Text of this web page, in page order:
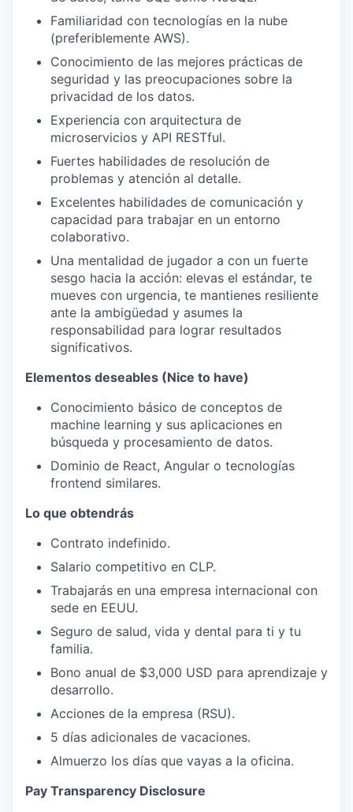
Familiaridad con tecnologías en la nube
(preferiblemente AWS).
Conocimiento de las mejores prácticas de
seguridad y las preocupaciones sobre la
privacidad de los datos.
Experiencia con arquitectura de
microservicios y API RESTful.
Fuertes habilidades de resolución de
problemas y atención al detalle.
Excelentes habilidades de comunicación y
capacidad para trabajar en un entorno
colaborativo.
Una mentalidad de jugador a con un fuerte
sesgo hacia la acción: elevas el estándar, te
mueves con urgencia, te mantienes resiliente
ante la ambigüedad y asumes la
responsabilidad para lograr resultados
significativos.
Elementos deseables (Nice to have)
Conocimiento básico de conceptos de
machine learning y sus aplicaciones en
búsqueda y procesamiento de datos.
Dominio de React, Angular o tecnologías
frontend similares.
Lo que obtendrás
Contrato indefinido.
Salario competitivo en CLP.
Trabajarás en una empresa internacional con
sede en EEUU.
Seguro de salud, vida y dental para ti y tu
familia.
Bono anual de $3,000 USD para aprendizaje y
desarrollo.
Acciones de la empresa (RSU).
5 días adicionales de vacaciones.
Almuerzo los días que vayas a la oficina.
Pay Transparency Disclosure